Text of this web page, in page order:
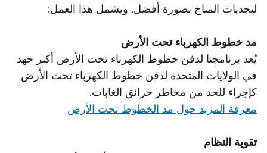
لتحديات المناخ بصورة أفضل. ويشمل هذا العمل:
مد خطوط الكهرباء تحت الأرض
يُعد برنامجنا لدفن خطوط الكهرباء تحت الأرض أكبر جهد
في الولايات المتحدة لدفن خطوط الكهرباء تحت الأرض
كإجراء للحد من مخاطر حرائق الغابات.
معرفة المزيد حول مد الخطوط تحت الأرض
تقوية النظام